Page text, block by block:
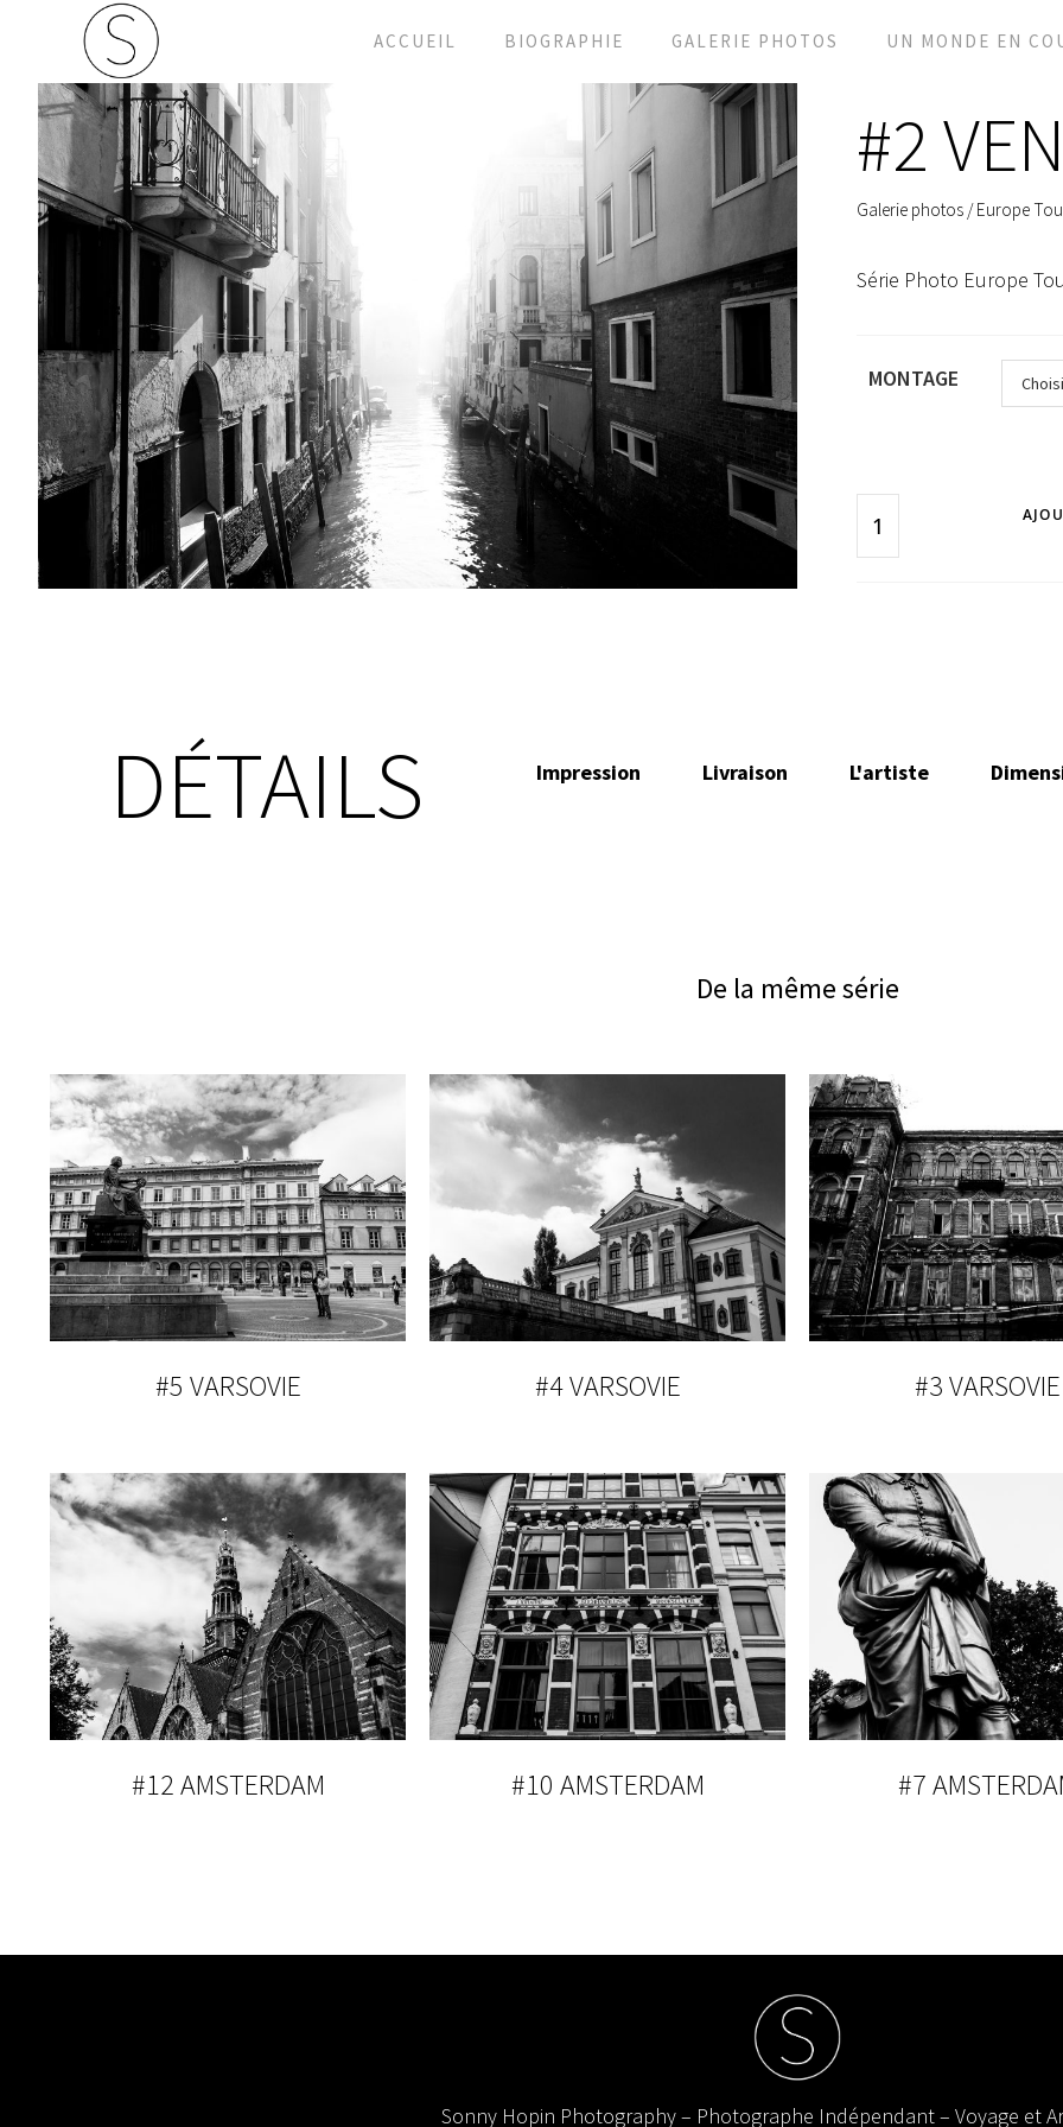
ACCUEIL BIOGRAPHIE GALERIE PHOTOS UN MONDE EN
#2
Galerie photos /Europe
Série Photo Europe
MONTAGE
DÉTAILS Impression Livraison L'artiste
De la même série
#5 VARSOVIE #4 VARSOVIE #3 VARSOVIE
#12 AMSTERDAM #10 AMSTERDAM #7
Sonny Hopin Photography – Photographe Indépendant – Voyage et